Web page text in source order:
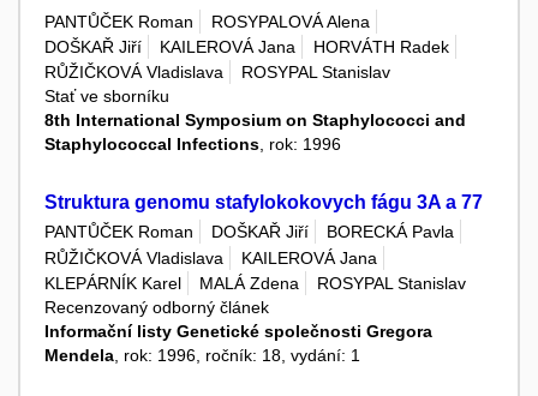
PANTŮČEK Roman
ROSYPALOVÁ Alena
DOŠKAŘ Jiří
KAILEROVÁ Jana
HORVÁTH Radek
RŮŽIČKOVÁ Vladislava
ROSYPAL Stanislav
Stať ve sborníku
8th International Symposium on Staphylococci and
Staphylococcal Infections , rok: 1996
Struktura genomu stafylokokovych fágu 3A a 77
PANTŮČEK Roman DOŠKAŘ Jiří
BORECKÁ Pavla
RŮŽIČKOVÁ Vladislava
KAILEROVÁ Jana
KLEPÁRNÍK Karel
MALÁ Zdena
ROSYPAL Stanislav
Recenzovaný odborný článek
Informační listy Genetické společnosti Gregora
Mendela , rok: 1996, ročník: 18, vydání: 1